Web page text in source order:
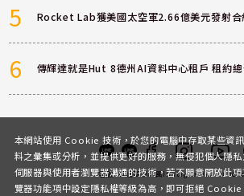
5 Rocket Lab獲美國太空軍2.66億美元發射合
6 傳輝達就是Hut 8德州AI資料中心租戶 租約
客服 討論區粉絲團InstagramYoutube
本網站使用 Cookie 技術，於您的電腦中存取某些資
料之彙集或分析，並提供更好的服務，無侵犯個人隱
伺服器與使用者瀏覽器溝通的技術，若不願意開放此
覽器功能項中設定隱私權等級為高，即可拒絕